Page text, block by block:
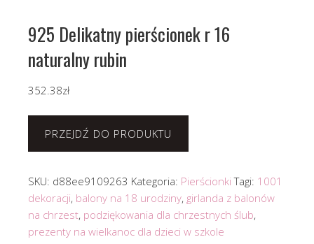
925 Delikatny pierścionek r 16
naturalny rubin
352.38zł
PRZEJDŹ DO PRODUKTU
SKU: d88ee9109263 Kategoria: Pierścionki Tagi: 1001
dekoracji, balony na 18 urodziny, girlanda z balonów
na chrzest, podziękowania dla chrzestnych ślub,
prezenty na wielkanoc dla dzieci w szkole